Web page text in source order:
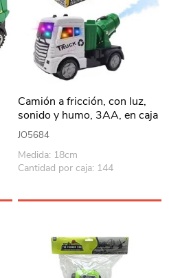
Camión a fricción, con luz,
sonido y humo, 3AA, en caja
JO5684
Medida: 18cm
Cantidad por caja: 144